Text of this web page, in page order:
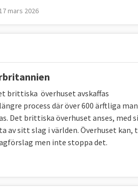
mars 2026
brittiska överhuset avskaffas
process där över 600 ärftliga
Det brittiska överhuset anses, med
av sitt slag i världen. Överhuset kan,
men inte stoppa det.